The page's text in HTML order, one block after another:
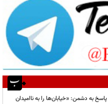
به دشمن: «خیابان‌ها را به ناامیدان